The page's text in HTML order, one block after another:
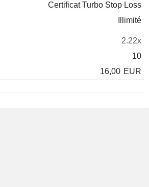
Certificat Turbo Stop Loss
Illimité
2.22x
10
16,00 EUR